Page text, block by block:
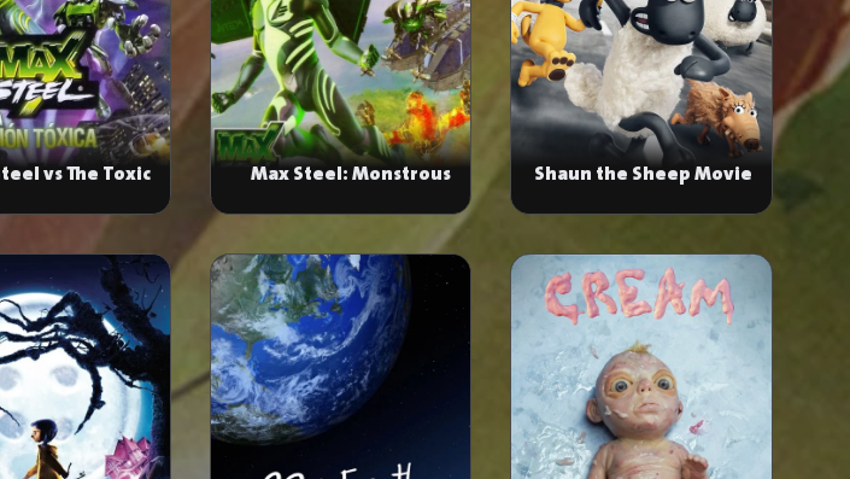
Shaun the Sheep Movie
Max Steel: Monstrous
vs The Toxic